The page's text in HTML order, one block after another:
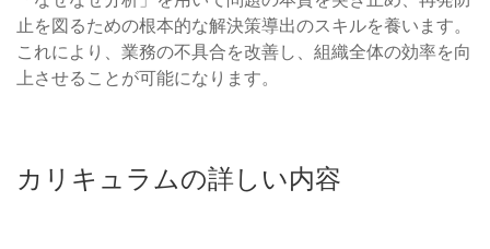
止を図るための根本的な解決策導出のスキルを養います。
これにより、業務の不具合を改善し、組織全体の効率を向
上させることが可能になります。
カリキュラムの詳しい内容